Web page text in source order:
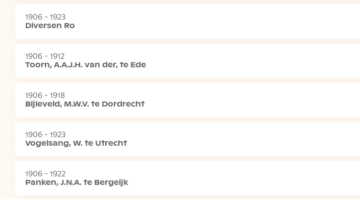
1906 - 1923
Diversen Ro
1906 - 1912
Toorn, A.A.J.H. van der, te Ede
1906 - 1918
Bijleveld, M.W.V. te Dordrecht
1906 - 1923
Vogelsang, W. te Utrecht
1906 - 1922
Panken, J.N.A. te Bergeijk